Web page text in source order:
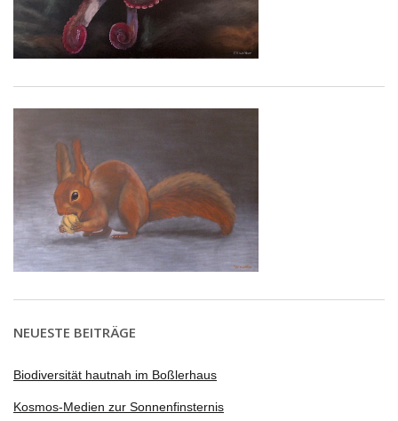
NEUESTE BEITRÄGE
Biodiversität hautnah im Boßlerhaus
Kosmos-Medien zur Sonnenfinsternis